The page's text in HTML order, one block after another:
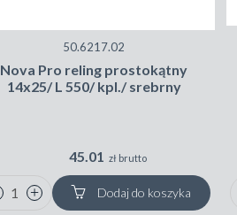
50.6217.02
Nova Pro reling prostokątny
14x25/ L 550/ kpl./ srebrny
45.01 zł brutto
Dodaj do koszyka